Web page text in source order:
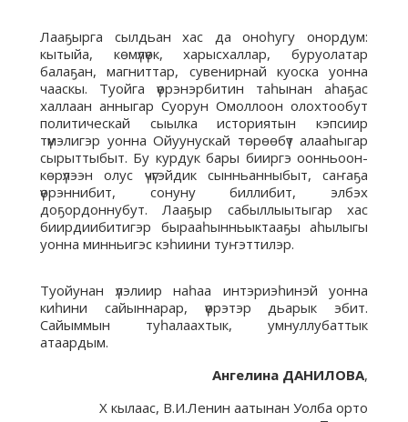
Лааҕырга сылдьан хас да оноһугу онордум:
кытыйа, көмүлүөк, харысхаллар, буруолатар
балаҕан, магниттар, сувенирнай куоска уонна
чааскы. Туойга үөрэнэрбитин таһынан аһаҕас
халлаан анныгар Суорун Омоллоон олохтообут
политическай сыылка историятын кэпсиир
түмэлигэр уонна Ойуунускай төрөөбүт алааһыгар
сырыттыбыт. Бу курдук бары бииргэ оонньоон-
көрүлээн олус үчүгэйдик сынньанныбыт, саҥаҕа
үөрэннибит, сонуну биллибит, элбэх
доҕордоннубут. Лааҕыр сабыллыытыгар хас
биирдиибитигэр бырааһынньыктааҕы аһылыгы
уонна минньигэс кэһиини туҥэттилэр.
Туойунан үлэлиир наһаа интэриэһинэй уонна
киһини сайыннарар, үөрэтэр дьарык эбит.
Сайыммын туһалаахтык, умнуллубаттык
атаардым.
Ангелина ДАНИЛОВА,
Х кылаас, В.И.Ленин аатынан Уолба орто